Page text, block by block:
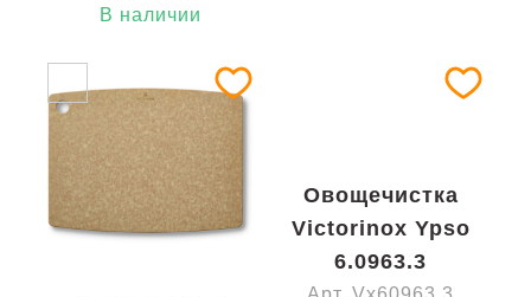
В наличии
Овощечистка
Victorinox Ypso
6.0963.3